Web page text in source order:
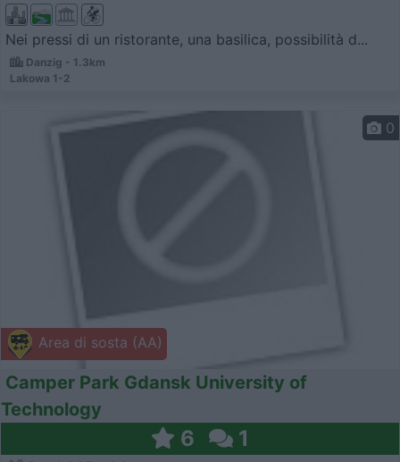
Nei pressi di un ristorante, una basilica, possibilità d...
Danzig - 1.3km
Lakowa 1-2
Area di sosta (AA)
0
Camper Park Gdansk University of
Technology
6 1